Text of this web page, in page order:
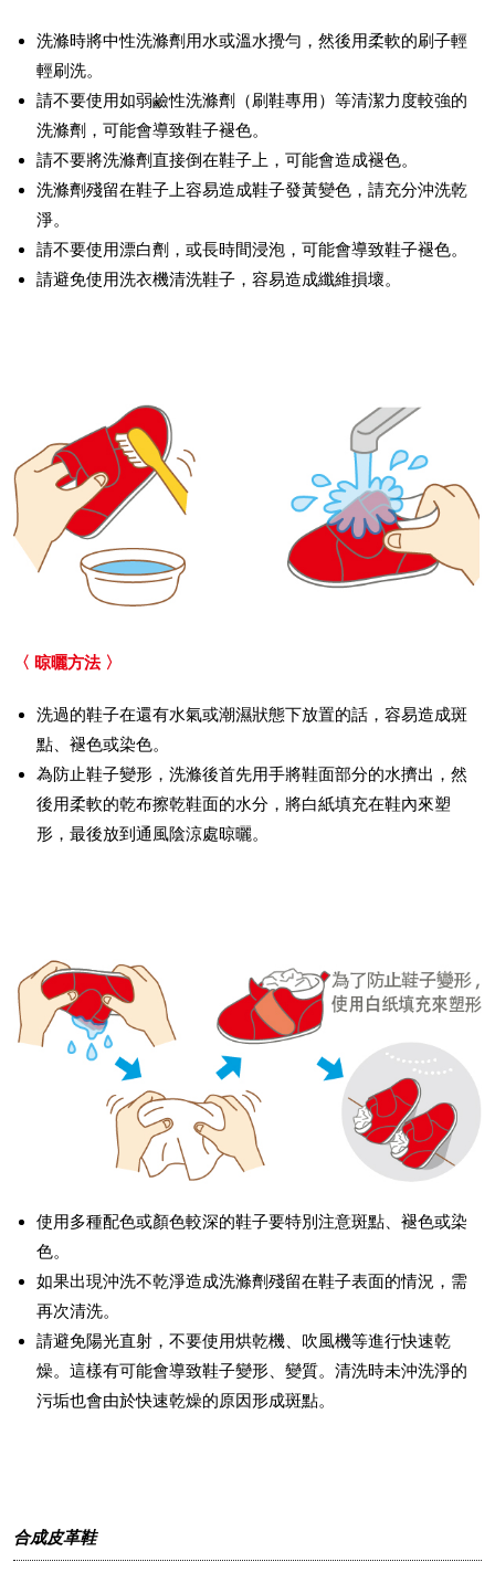
洗滌時將中性洗滌劑用水或溫水攪勻，然後用柔軟的刷子輕
輕刷洗。
請不要使用如弱鹼性洗滌劑（刷鞋專用）等清潔力度較強的
洗滌劑，可能會導致鞋子褪色。
請不要將洗滌劑直接倒在鞋子上，可能會造成褪色。
洗滌劑殘留在鞋子上容易造成鞋子發黃變色，請充分沖洗乾
淨。
請不要使用漂白劑，或長時間浸泡，可能會導致鞋子褪色。
請避免使用洗衣機清洗鞋子，容易造成纖維損壞。
〈 晾曬方法 〉
洗過的鞋子在還有水氣或潮濕狀態下放置的話，容易造成斑
點、褪色或染色。
為防止鞋子變形，洗滌後首先用手將鞋面部分的水擠出，然
後用柔軟的乾布擦乾鞋面的水分，將白紙填充在鞋內來塑
形，最後放到通風陰涼處晾曬。
使用多種配色或顏色較深的鞋子要特別注意斑點、褪色或染
色。
如果出現沖洗不乾淨造成洗滌劑殘留在鞋子表面的情況，需
再次清洗。
請避免陽光直射，不要使用烘乾機、吹風機等進行快速乾
燥。這樣有可能會導致鞋子變形、變質。清洗時未沖洗淨的
污垢也會由於快速乾燥的原因形成斑點。
合成皮革鞋